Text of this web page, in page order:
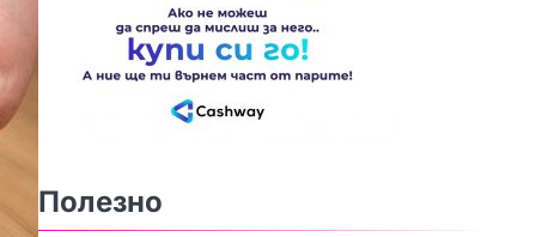
Полезно